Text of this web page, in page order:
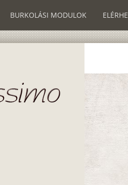
BURKOLÁSI MODULOK